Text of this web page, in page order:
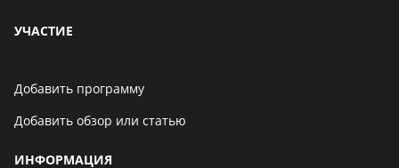
УЧАСТИЕ
Добавить программу
Добавить обзор или статью
ИНФОРМАЦИЯ